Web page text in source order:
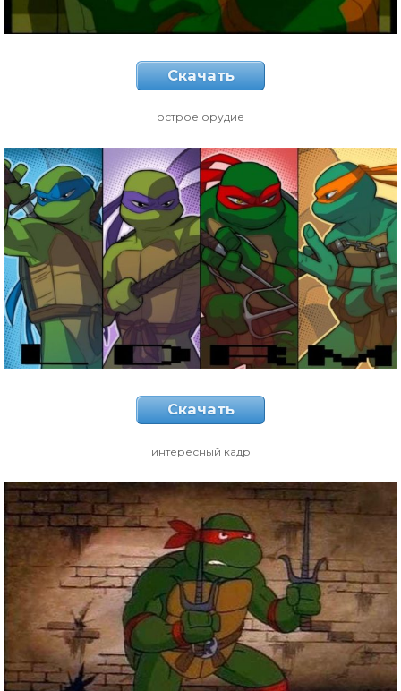
Скачать
острое орудие
Скачать
интересный кадр